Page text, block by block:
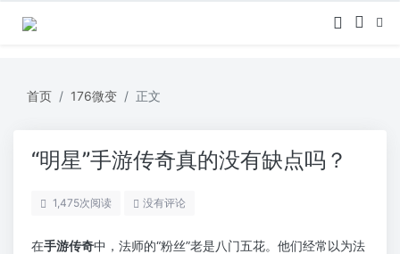
首页 176微变 正文
“明星”手游传奇真的没有缺点吗？
1,475次阅读 没有评论
在手游传奇中，法师的“粉丝”老是八门五花。他们经常以为法